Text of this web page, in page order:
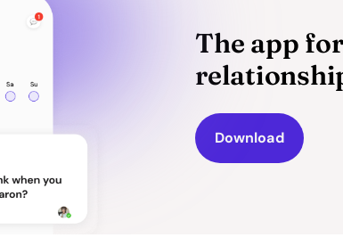
The app
Download